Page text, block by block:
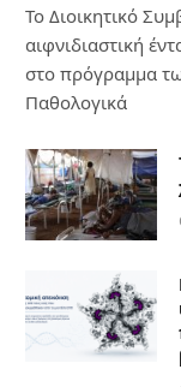
Το Διοικητικό
αιφνιδιαστική
στο πρόγραμμα
Παθολογικά